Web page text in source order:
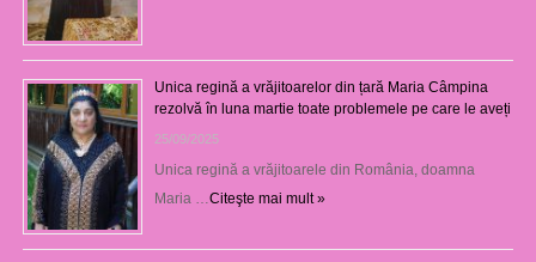
Unica regină a vrăjitoarelor din țară Maria Câmpina
rezolvă în luna martie toate problemele pe care le aveți
25/09/2025
Unica regină a vrăjitoarele din România, doamna
Maria … Citeşte mai mult »